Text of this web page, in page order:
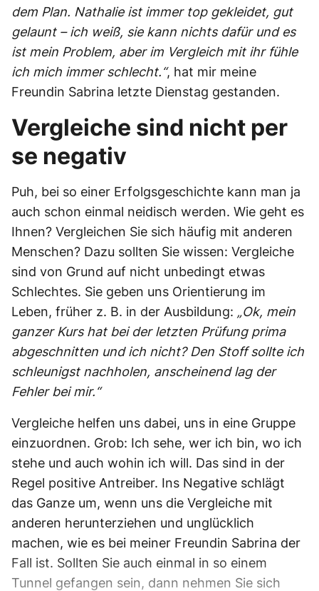
dem Plan. Nathalie ist immer top gekleidet, gut
gelaunt – ich weiß, sie kann nichts dafür und es
ist mein Problem, aber im Vergleich mit ihr fühle
ich mich immer schlecht.“, hat mir meine
Freundin Sabrina letzte Dienstag gestanden.
Vergleiche sind nicht per
se negativ
Puh, bei so einer Erfolgsgeschichte kann man ja
auch schon einmal neidisch werden. Wie geht es
Ihnen? Vergleichen Sie sich häufig mit anderen
Menschen? Dazu sollten Sie wissen: Vergleiche
sind von Grund auf nicht unbedingt etwas
Schlechtes. Sie geben uns Orientierung im
Leben, früher z. B. in der Ausbildung: „Ok, mein
ganzer Kurs hat bei der letzten Prüfung prima
abgeschnitten und ich nicht? Den Stoff sollte ich
schleunigst nachholen, anscheinend lag der
Fehler bei mir.“
Vergleiche helfen uns dabei, uns in eine Gruppe
einzuordnen. Grob: Ich sehe, wer ich bin, wo ich
stehe und auch wohin ich will. Das sind in der
Regel positive Antreiber. Ins Negative schlägt
das Ganze um, wenn uns die Vergleiche mit
anderen herunterziehen und unglücklich
machen, wie es bei meiner Freundin Sabrina der
Fall ist. Sollten Sie auch einmal in so einem
Tunnel gefangen sein, dann nehmen Sie sich